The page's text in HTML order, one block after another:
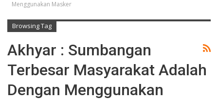
Menggunakan Masker
Browsing Tag
Akhyar : Sumbangan
Terbesar Masyarakat Adalah
Dengan Menggunakan